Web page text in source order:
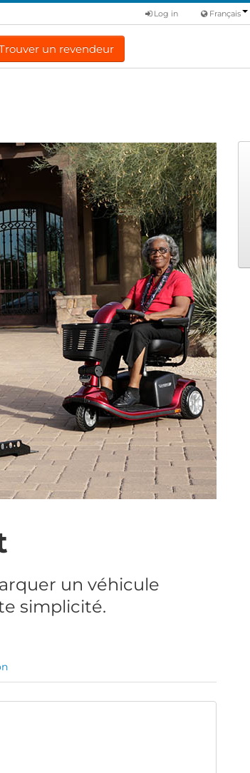
Français
Log in
un revendeur
un véhicule
simplicité.